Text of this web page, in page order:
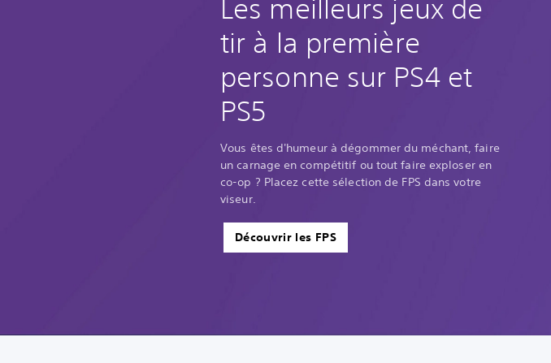
Les meilleurs jeux de
tir à la première
personne sur PS4 et
PS5
Vous êtes d'humeur à dégommer du méchant, faire
un carnage en compétitif ou tout faire exploser en
co-op ? Placez cette sélection de FPS dans votre
viseur.
Découvrir les FPS